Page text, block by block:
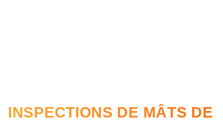
INSPECTIONS DE MÂTS DE